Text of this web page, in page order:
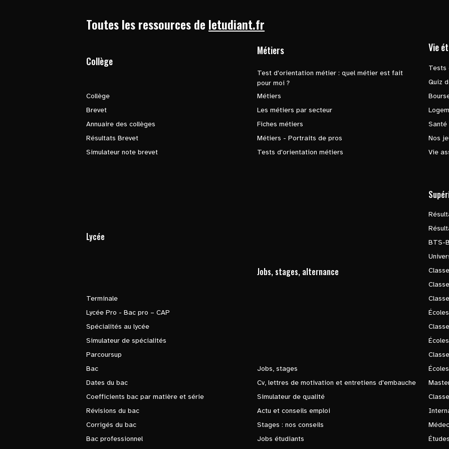
Toutes les ressources de letudiant.fr
Collège
Collège
Brevet
Annuaire des collèges
Résultats Brevet
Simulateur note brevet
Métiers
Test d'orientation métier : quel métier est fait
pour moi ?
Métiers
Les métiers par secteur
Fiches métiers
Métiers - Portraits de pros
Tests d'orientation métiers
Vie
Tests
Quiz
Santé
Nos
Vie
Lycée
Terminale
Lycée Pro - Bac pro – CAP
Spécialités au lycée
Simulateur de spécialités
Parcoursup
Bac
Dates du bac
Coefficients bac par matière et série
Révisions du bac
Corrigés du bac
Bac professionnel
Jobs, stages, alternance
Jobs, stages
Cv, lettres de motivation et entretiens d'embauche
Simulateur de qualité
Actu et conseils emploi
Stages : nos conseils
Jobs étudiants
BTS-